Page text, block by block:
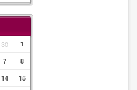
30
1
7
8
14
15